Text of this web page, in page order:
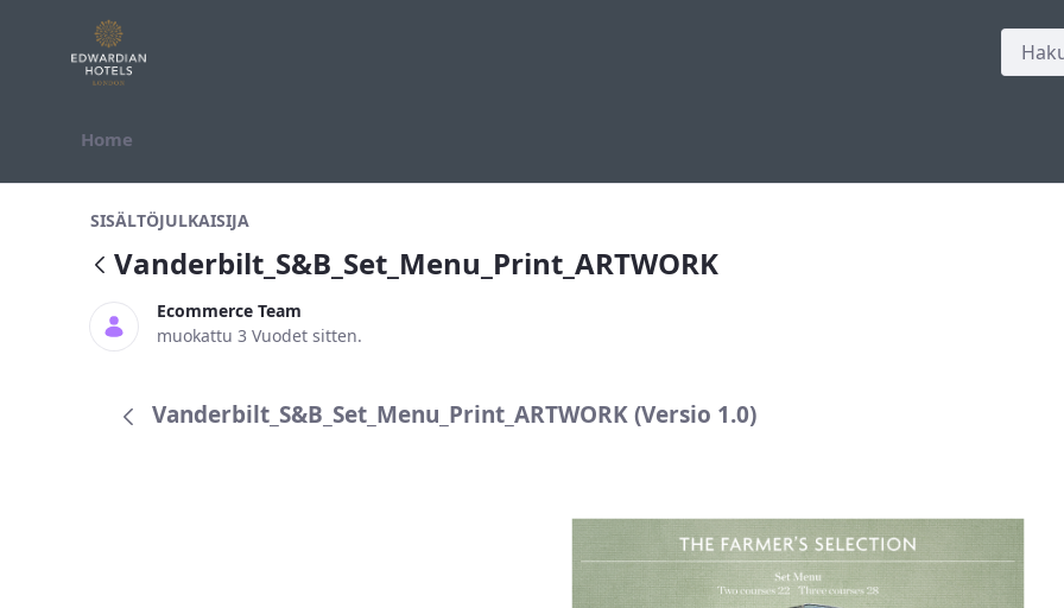
Hyppää sisältöön
Home
SISÄLTÖJULKAISIJA
Vanderbilt_S&B_Set_Menu_Print_ARTWORK
Ecommerce Team
muokattu 3 Vuodet sitten.
Vanderbilt_S&B_Set_Menu_Print_ARTWORK (Versio 1.0)